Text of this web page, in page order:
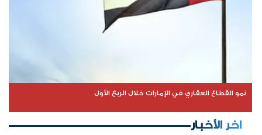
نمو القطاع العقاري في الإمارات خلال الربع الأول
اخر الأخبار